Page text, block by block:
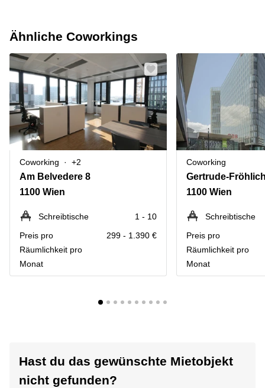
Ähnliche Coworkings
Coworking +2
Am Belvedere 8
1100 Wien
Schreibtische
1 - 10
Preis pro
Räumlichkeit pro
Monat
299 - 1.390 €
Coworking
1100 Wien
Schreibtische
Preis pro
Räumlichkeit pro
Monat
Hast du das gewünschte Mietobjekt
nicht gefunden?